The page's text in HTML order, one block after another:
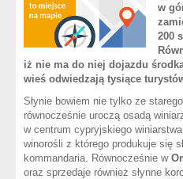
w
200
iż nie ma do niej dojazdu
wieś odwiedzają tysiące
Słynie bowiem nie tylko ze
równocześnie uroczą osadą
w centrum cypryjskiego
winorośli z którego produkuje się
kommandaria. Równocześnie w
oraz sprzedaje również słynne